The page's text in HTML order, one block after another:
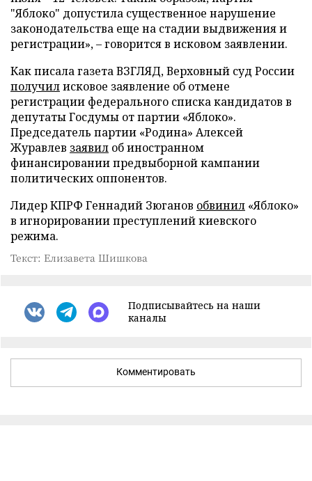
"Яблоко" допустила существенное нарушение
законодательства еще на стадии выдвижения и
регистрации», – говорится в исковом заявлении.
Как писала газета ВЗГЛЯД, Верховный суд России
получилисковое заявление об отмене
регистрации федерального списка кандидатов в
депутаты Госдумы от партии «Яблоко».
Председатель партии «Родина» Алексей
Журавлев заявил об иностранном
финансировании предвыборной кампании
политических оппонентов.
Лидер КПРФ Геннадий Зюганов обвинил «Яблоко»
в игнорировании преступлений киевского
режима.
Текст: Елизавета Шишкова
Подписывайтесь на наши
каналы
Комментировать